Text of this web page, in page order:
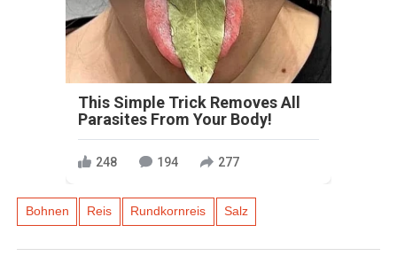
This Simple Trick Removes All
Parasites From Your Body!
248 194 277
Bohnen Reis Rundkornreis Salz